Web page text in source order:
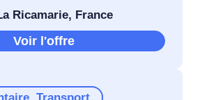
Ricamarie, France
Voir l'offre